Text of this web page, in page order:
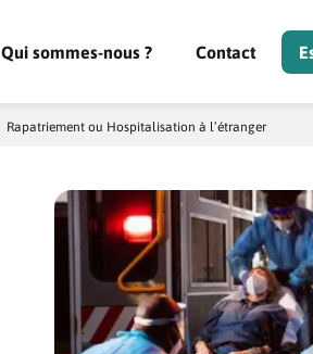
Qui sommes-nous ? Contact
Rapatriement ou Hospitalisation à l’étranger